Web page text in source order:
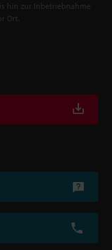
hin zur Inbetriebnahme
Ort.